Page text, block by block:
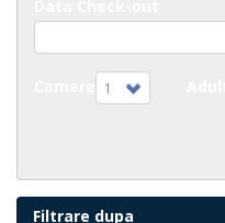
1
Filtrare dupa